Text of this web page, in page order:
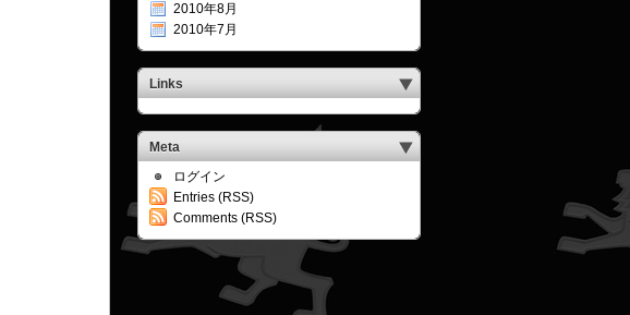
2010年8月
2010年7月
Links
Meta
ログイン
Entries (RSS)
Comments (RSS)